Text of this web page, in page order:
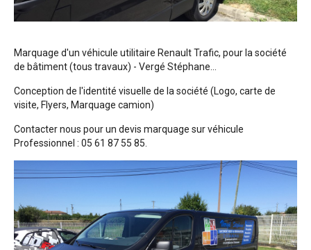
Marquage d'un véhicule utilitaire Renault Trafic, pour la société
de bâtiment (tous travaux) - Vergé Stéphane...
Conception de l'identité visuelle de la société (Logo, carte de
visite, Flyers, Marquage camion)
Contacter nous pour un devis marquage sur véhicule
Professionnel : 05 61 87 55 85.